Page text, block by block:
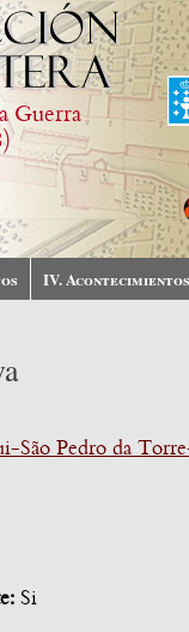
Guerra
IV. Acontecimientos
Pedro da
Si